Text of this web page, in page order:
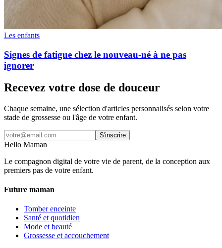
Les enfants
Signes de fatigue chez le nouveau-né à ne pas
ignorer
Recevez votre dose de douceur
Chaque semaine, une sélection d'articles personnalisés selon votre
stade de grossesse ou l'âge de votre enfant.
S'inscrire
Hello Maman
Le compagnon digital de votre vie de parent, de la conception aux
premiers pas de votre enfant.
Future maman
Tomber enceinte
Santé et quotidien
Mode et beauté
Grossesse et accouchement